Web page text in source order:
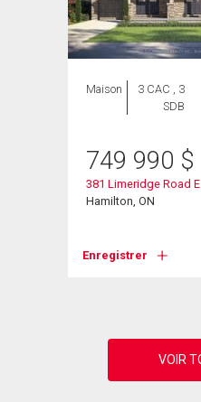
Maison
3 CAC , 3
SDB
749 990 $
381 Limeridge Road E
Hamilton, ON
Enregistrer